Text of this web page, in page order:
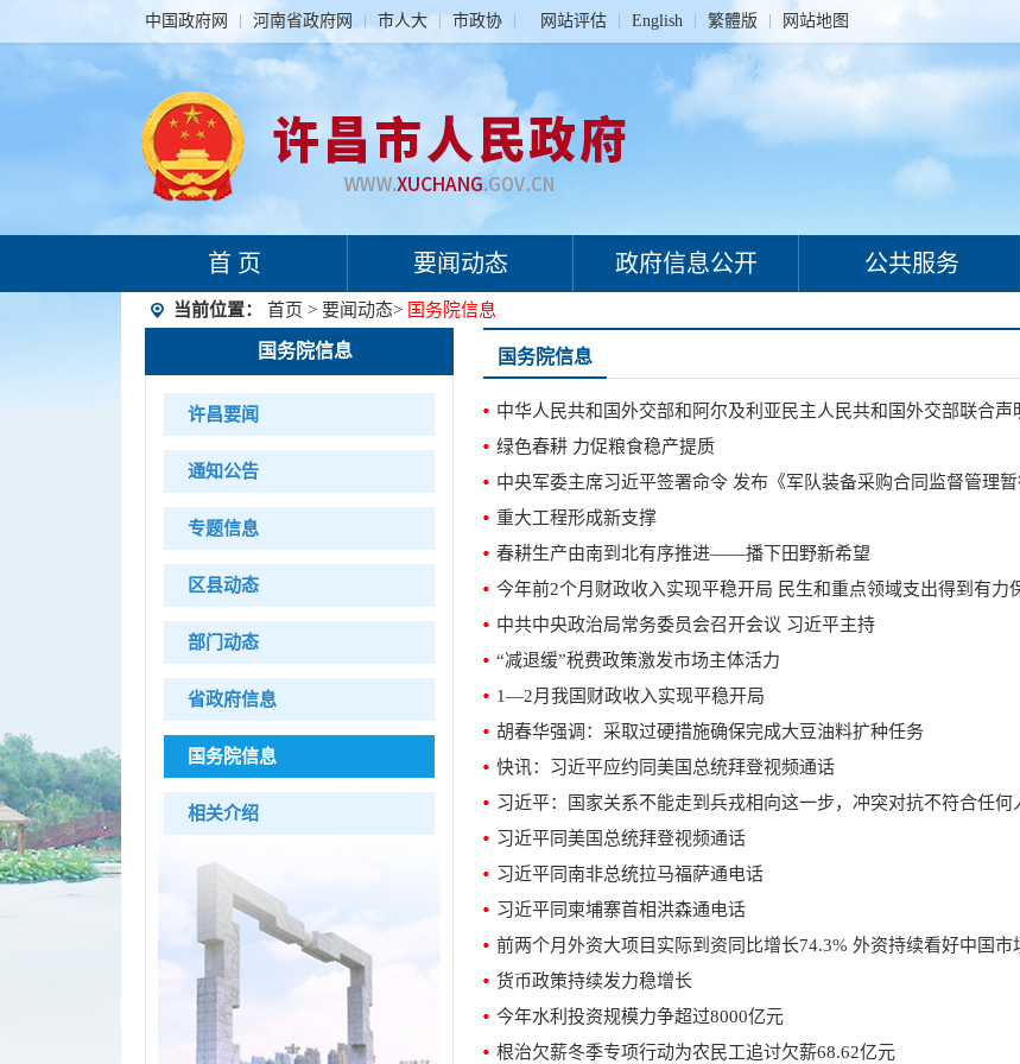
中国政府网 河南省政府网 市人大 市政协 网站评估 English 繁體版 网站地图
首 页 要闻动态 政府信息公开 公共服务
当前位置： 首页 > 要闻动态> 国务院信息
国务院信息
许昌要闻
通知公告
专题信息
区县动态
部门动态
省政府信息
国务院信息
相关介绍
国务院信息
中华人民共和国外交部和阿尔及利亚民主人民共和国外交部联合声
绿色春耕 力促粮食稳产提质
中央军委主席习近平签署命令 发布《军队装备采购合同监督管理暂
重大工程形成新支撑
春耕生产由南到北有序推进——播下田野新希望
今年前2个月财政收入实现平稳开局 民生和重点领域支出得到有力
中共中央政治局常务委员会召开会议 习近平主持
“减退缓”税费政策激发市场主体活力
1—2月我国财政收入实现平稳开局
胡春华强调：采取过硬措施确保完成大豆油料扩种任务
快讯：习近平应约同美国总统拜登视频通话
习近平同美国总统拜登视频通话
习近平同南非总统拉马福萨通电话
习近平同柬埔寨首相洪森通电话
前两个月外资大项目实际到资同比增长74.3% 外资持续看好中国市
货币政策持续发力稳增长
今年水利投资规模力争超过8000亿元
根治欠薪冬季专项行动为农民工追讨欠薪68.62亿元